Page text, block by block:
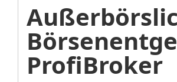
ProfiBroker